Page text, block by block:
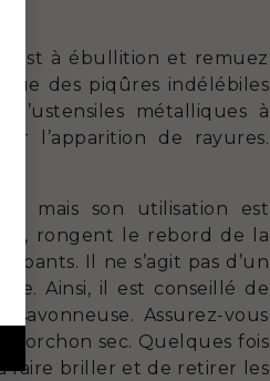
est à ébullition et remuez
des piqûres indélébiles
métalliques à
l’apparition de rayures.
mais son utilisation est
rongent le rebord de la
Il ne s’agit pas d’un
Ainsi, il est conseillé de
Assurez-vous
torchon sec. Quelques fois
faire briller et de retirer les